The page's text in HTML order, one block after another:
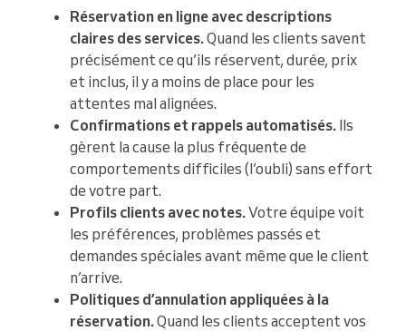
Réservation en ligne avec descriptions
claires des services.Quand les clients savent
précisément ce qu’ils réservent, durée, prix
et inclus, il y a moins de place pour les
attentes mal alignées.
Confirmations et rappels automatisés. Ils
gèrent la cause la plus fréquente de
comportements difficiles (l’oubli) sans effort
de votre part.
Profils clients avec notes.Votre équipe voit
les préférences, problèmes passés et
demandes spéciales avant même que le client
n’arrive.
Politiques d’annulation appliquées à la
réservation.Quand les clients acceptent vos